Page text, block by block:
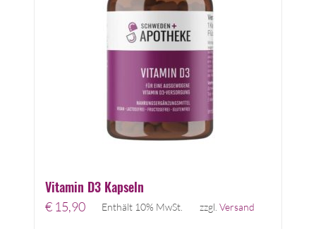
Vitamin D3 Kapseln
€ 15,90 Enthält 10% MwSt. zzgl. Versand